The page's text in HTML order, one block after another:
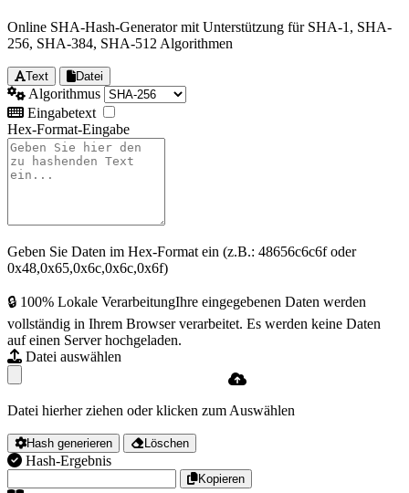
Online SHA-Hash-Generator mit Unterstützung für SHA-1, SHA-
256, SHA-384, SHA-512 Algorithmen
Text Datei
Algorithmus
Eingabetext
Hex-Format-Eingabe
Geben Sie Daten im Hex-Format ein (z.B.: 48656c6c6f oder
0x48,0x65,0x6c,0x6c,0x6f)
🔒 100% Lokale VerarbeitungIhre eingegebenen Daten werden
vollständig in Ihrem Browser verarbeitet. Es werden keine Daten
auf einen Server hochgeladen.
Datei auswählen
Datei hierher ziehen oder klicken zum Auswählen
Hash generieren Löschen
Hash-Ergebnis
Kopieren